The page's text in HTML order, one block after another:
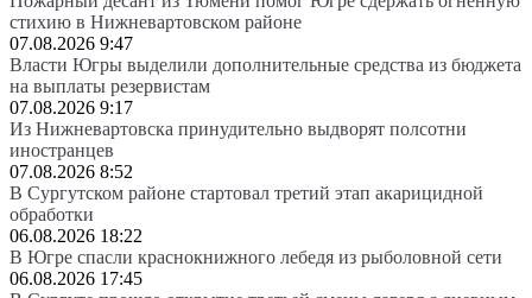
стихию в Нижневартовском районе
07.08.2026 9:47
Власти Югры выделили дополнительные средства из бюджета
на выплаты резервистам
07.08.2026 9:17
Из Нижневартовска принудительно выдворят полсотни
иностранцев
07.08.2026 8:52
В Сургутском районе стартовал третий этап акарицидной
обработки
06.08.2026 18:22
В Югре спасли краснокнижного лебедя из рыболовной сети
06.08.2026 17:45